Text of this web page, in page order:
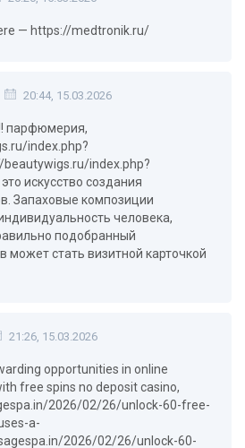
— https://medtronik.ru/
20:44, 15.03.2026
парфюмерия,
index.php?
index.php?
искусство создания
Запаховые композиции
человека,
подобранный
стать визитной карточкой
21:26, 15.03.2026
opportunities in online
free spins no deposit casino,
2026/02/26/unlock-60-free-
a-
2026/02/26/unlock-60-